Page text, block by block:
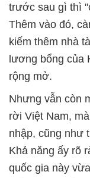
trước sau gì thì
Thêm vào đó,
kiếm thêm nhà
lương bổng của
rộng mở.
Nhưng vẫn còn
rời Việt Nam,
nhập, cũng như
Khả năng ấy rõ
quốc gia này